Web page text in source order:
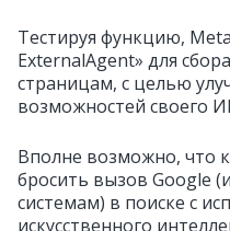
Тестируя функцию,
ExternalAgent» для
страницам, с целью
возможностей своего
Вполне возможно, что
бросить вызов Google
системам) в поиске с
искусственного